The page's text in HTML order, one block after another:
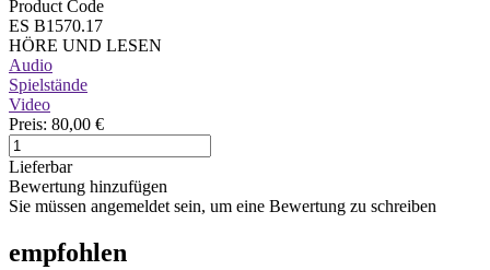
Product Code
ES B1570.17
HÖRE UND LESEN
Audio
Spielstände
Video
Preis: 80,00 €
Lieferbar
Bewertung hinzufügen
Sie müssen angemeldet sein, um eine Bewertung zu schreiben
empfohlen